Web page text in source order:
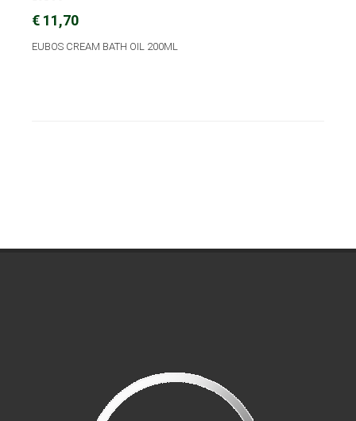
€ 11,70
EUBOS CREAM BATH OIL 200ML